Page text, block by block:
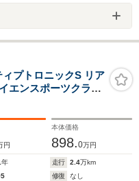
プトロニックS リア
エンスポーツクラシ
ティンテッドLEDテ
パノラマルーフ・
ンビエントライト・
円
本体価格
898.0万円
年 走行 2.4万km
修復
なし